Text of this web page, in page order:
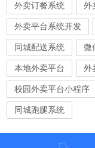
外卖订餐系统 外
外卖平台系统开发
同城配送系统 微
本地外卖平台 外
校园外卖平台小程序
同城跑腿系统